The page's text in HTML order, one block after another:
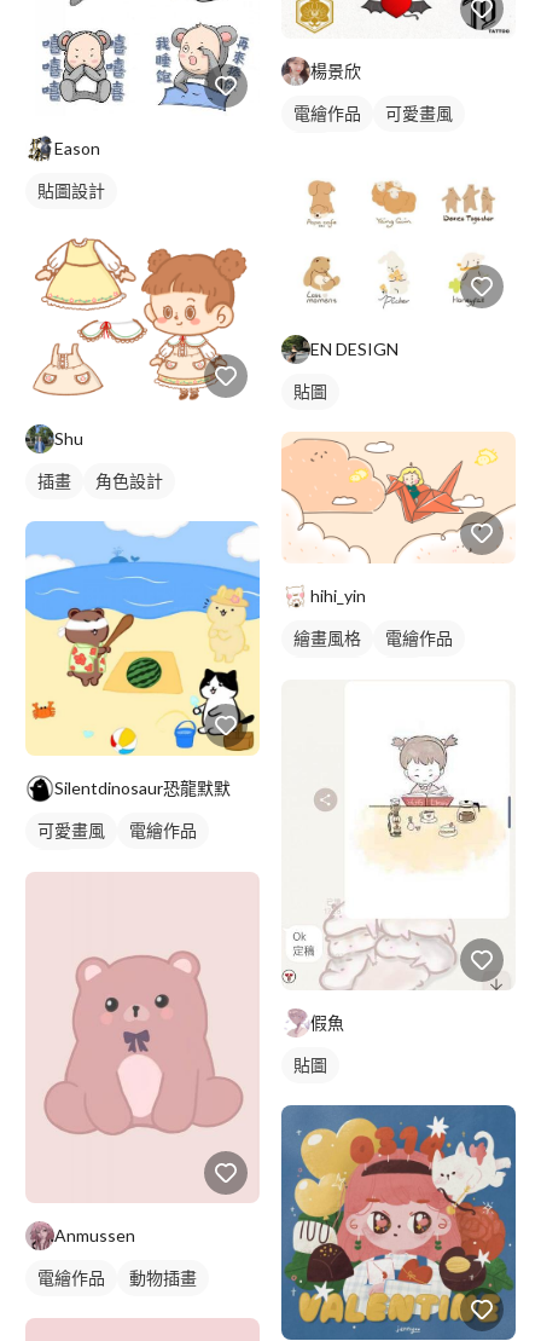
Eason
貼圖設計
Shu
插畫 角色設計
Silentdinosaur恐龍默默
可愛畫風
電繪作品
插畫
Anmussen
電繪作品 動物插畫
楊景欣
電繪作品
可愛畫風
EN DESIGN
貼圖
hihi_yin
繪畫風格
電繪作品
假魚
貼圖